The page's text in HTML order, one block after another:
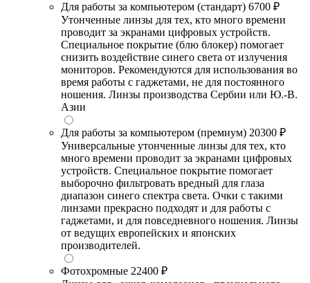
Для работы за компьютером (стандарт) 6700 ₽
Утонченные линзы для тех, кто много времени
проводит за экранами цифровых устройств.
Специальное покрытие (блю блокер) помогает
снизить воздействие синего света от излучения
мониторов. Рекомендуются для использования во
время работы с гаджетами, не для постоянного
ношения. Линзы производства Сербии или Ю.-В.
Азии
Для работы за компьютером (премиум) 20300 ₽
Универсальные утонченные линзы для тех, кто
много времени проводит за экранами цифровых
устройств. Специальное покрытие помогает
выборочно фильтровать вредный для глаза
диапазон синего спектра света. Очки с такими
линзами прекрасно подходят и для работы с
гаджетами, и для повседневного ношения. Линзы
от ведущих европейских и японских
производителей.
Фотохромные 22400 ₽